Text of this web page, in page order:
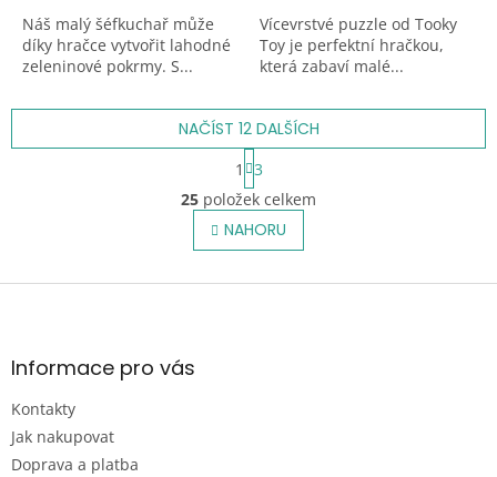
5
hvězdiček.
Náš malý šéfkuchař může
díky hračce vytvořit lahodné
zeleninové pokrmy. S...
5
hvězdiček.
Vícevrstvé puzzle od Tooky
Toy je perfektní hračkou,
která zabaví malé...
O
v
l
á
NAČÍST 12 DALŠÍCH
S
t
r
á
n
k
v
1
3
25 položek celkem
NAHORU
Z
aInformace pro vás
Kontakty
Jak nakupovat
Doprava a platba